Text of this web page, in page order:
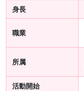
身長
職業
所属
活動開始